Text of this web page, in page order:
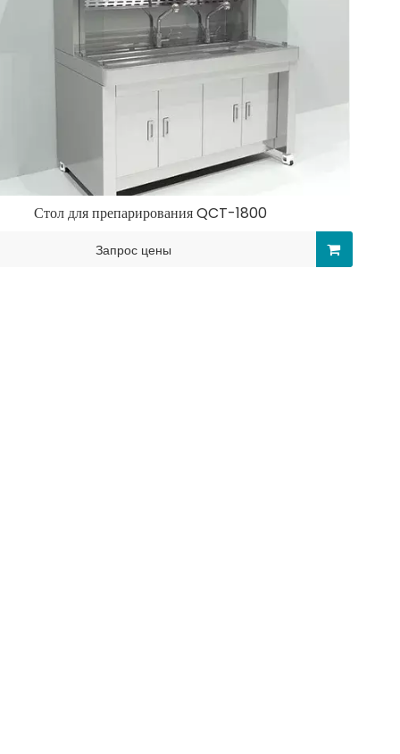
Стол для препарирования QCT-1800
Запрос цены